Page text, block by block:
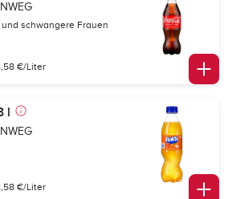
schwangere Frauen
€/Liter
l
€/Liter